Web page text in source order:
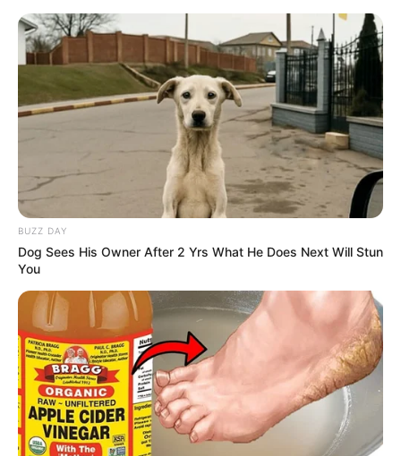
SHARE THIS Share it Tweet
Share it Pin it
PUBLICAÇÕES RELACIONADAS
Notícia
PRÓXIMA MATÉRIA
RJ marca presença de
destaque em audiência
pública sobre a PEC 19 em
Brasília.
FAÇA O SEU COMENTÁRIO AQUI!
BUZZ DAY
Dog Sees His Owner After 2 Yrs What He Does Next Will Stun
You